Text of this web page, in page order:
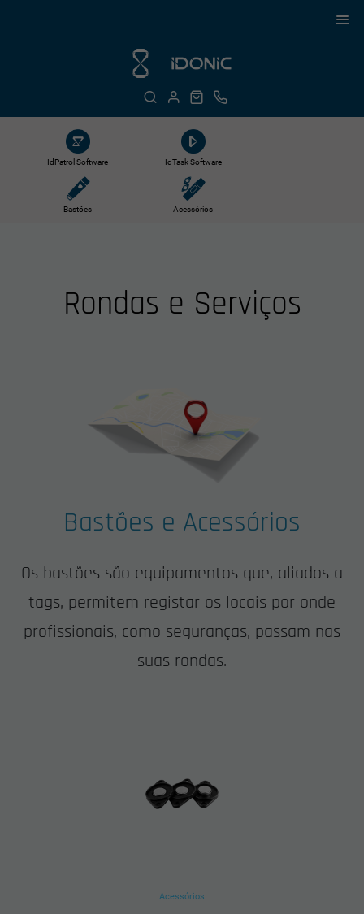
IdPatrol Software IdTask Software
Bastões Acessórios
Rondas e Serviços
Bastões e Acessórios
Os bastões são equipamentos que, aliados a
tags, permitem registar os locais por onde
profissionais, como seguranças, passam nas
suas rondas.
Acessórios